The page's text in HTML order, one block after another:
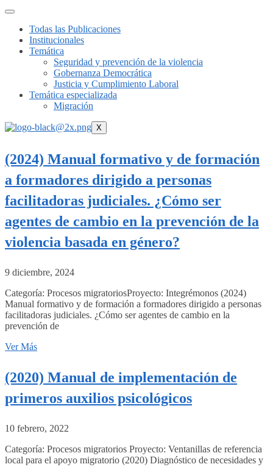
Todas las Publicaciones
Institucionales
Temática
Seguridad y prevención de la violencia
Gobernanza Democrática
Justicia y Cumplimiento Laboral
Temática especializada
Migración
X
(2024) Manual formativo y de formación
a formadores dirigido a personas
facilitadoras judiciales. ¿Cómo ser
agentes de cambio en la prevención de la
violencia basada en género?
9 diciembre, 2024
Categoría: Procesos migratoriosProyecto: Integrémonos (2024)
Manual formativo y de formación a formadores dirigido a personas
facilitadoras judiciales. ¿Cómo ser agentes de cambio en la
prevención de
Ver Más
(2020) Manual de implementación de
primeros auxilios psicológicos
10 febrero, 2022
Categoría: Procesos migratorios Proyecto: Ventanillas de referencia
local para el apoyo migratorio (2020) Diagnóstico de necesidades y